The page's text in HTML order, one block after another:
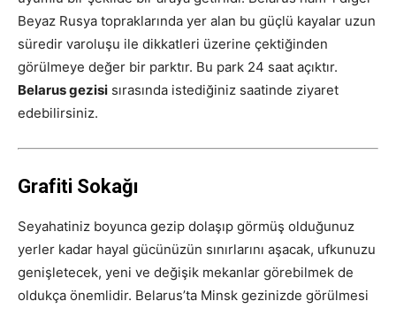
Beyaz Rusya topraklarında yer alan bu güçlü kayalar uzun
süredir varoluşu ile dikkatleri üzerine çektiğinden
görülmeye değer bir parktır. Bu park 24 saat açıktır.
Belarus gezisi sırasında istediğiniz saatinde ziyaret
edebilirsiniz.
Grafiti Sokağı
Seyahatiniz boyunca gezip dolaşıp görmüş olduğunuz
yerler kadar hayal gücünüzün sınırlarını aşacak, ufkunuzu
genişletecek, yeni ve değişik mekanlar görebilmek de
oldukça önemlidir. Belarus’ta Minsk gezinizde görülmesi